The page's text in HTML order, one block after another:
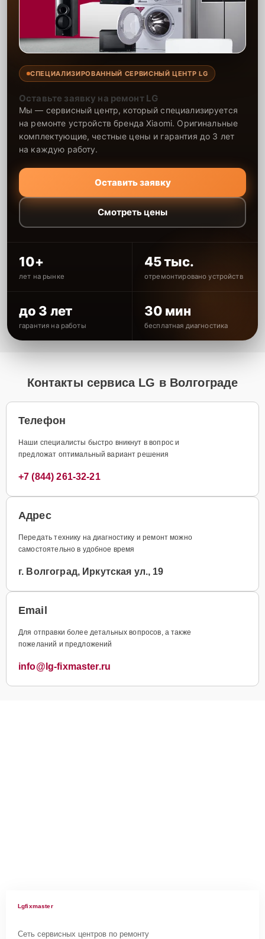
СПЕЦИАЛИЗИРОВАННЫЙ СЕРВИСНЫЙ ЦЕНТР LG
Оставьте заявку на ремонт LG
Мы — сервисный центр, который специализируется
на ремонте устройств бренда Xiaomi. Оригинальные
комплектующие, честные цены и гарантия до 3 лет
на каждую работу.
Оставить заявку
Смотреть цены
10+
лет на рынке
45 тыс.
отремонтировано устройств
до 3 лет
гарантия на работы
30 мин
бесплатная диагностика
Контакты сервиса LG в Волгограде
Телефон
Наши специалисты быстро вникнут в вопрос и
предложат оптимальный вариант решения
+7 (844) 261-32-21
Адрес
Передать технику на диагностику и ремонт можно
самостоятельно в удобное время
г. Волгоград, Иркутская ул., 19
Email
Для отправки более детальных вопросов, а также
пожеланий и предложений
info@lg-fixmaster.ru
Lgfixmaster
Сеть сервисных центров по ремонту